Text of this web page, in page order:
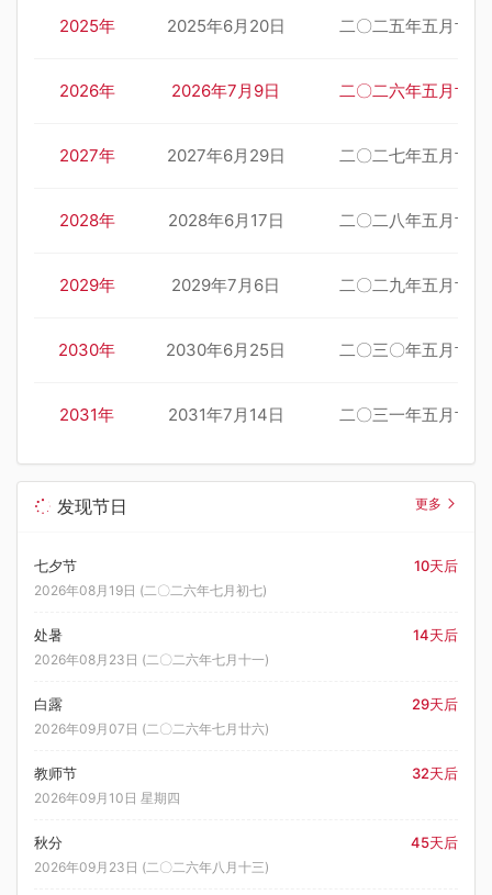
2025年 2025年6月20日 二〇二五年五月廿五
2026年 2026年7月9日 二〇二六年五月廿五
2027年 2027年6月29日 二〇二七年五月廿五
2028年 2028年6月17日 二〇二八年五月廿五
2029年 2029年7月6日 二〇二九年五月廿五
2030年 2030年6月25日 二〇三〇年五月廿五
2031年 2031年7月14日 二〇三一年五月廿五
发现节日 更多
七夕节 10天后
2026年08月19日 (二〇二六年七月初七)
处暑 14天后
2026年08月23日 (二〇二六年七月十一)
白露 29天后
2026年09月07日 (二〇二六年七月廿六)
教师节 32天后
2026年09月10日 星期四
秋分 45天后
2026年09月23日 (二〇二六年八月十三)